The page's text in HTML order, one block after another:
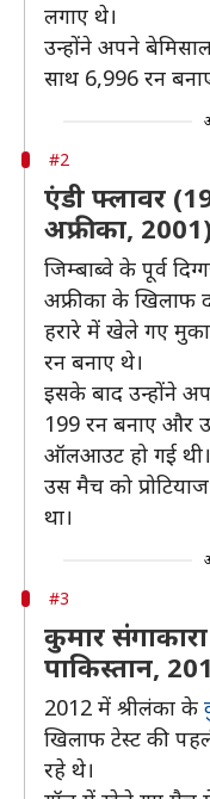
लगाए थे।
उन्होंने अपने
साथ 6,996 रन
#2
एंडी फ्लावर
अफ्रीका,
जिम्बाब्वे के पूर्व
अफ्रीका के खिलाफ
हरारे में खेले गए
रन बनाए थे।
इसके बाद उन्होंने
199 रन बनाए और
ऑलआउट हो गई थी।
उस मैच को
था।
#3
कुमार
पाकिस्तान,
2012 में श्रीलंका के
खिलाफ टेस्ट की
रहे थे।